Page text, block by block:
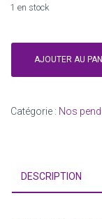
1 en stock
quantité
Pendentif
Malachite
AJOUTER AU
Catégorie : Nos
DESCRIPTION